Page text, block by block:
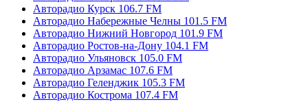
Авторадио Курск 106.7 FM
Авторадио Набережные Челны 101.5 FM
Авторадио Нижний Новгород 101.9 FM
Авторадио Ростов-на-Дону 104.1 FM
Авторадио Ульяновск 105.0 FM
Авторадио Арзамас 107.6 FM
Авторадио Геленджик 105.3 FM
Авторадио Кострома 107.4 FM